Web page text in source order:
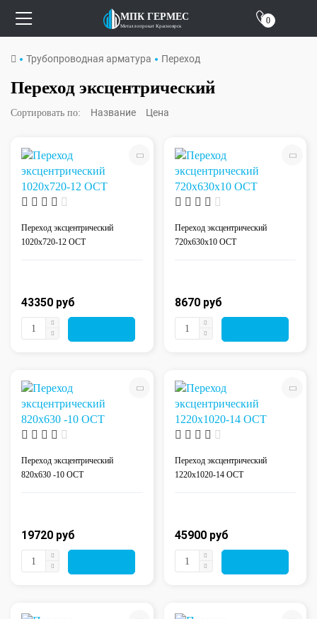
Отзывы
Контакты
МПК ГЕРМЕС
Металлопрокат Красноярск
0
Трубопроводная арматура Переход
Переход эксцентрический
Сортировать по: Название Цена
Переход эксцентрический
1020x720-12 ОСТ
43350 руб
Переход эксцентрический
720x630х10 ОСТ
8670 руб
Переход эксцентрический
820x630 -10 ОСТ
19720 руб
Переход эксцентрический
1220x1020-14 ОСТ
45900 руб